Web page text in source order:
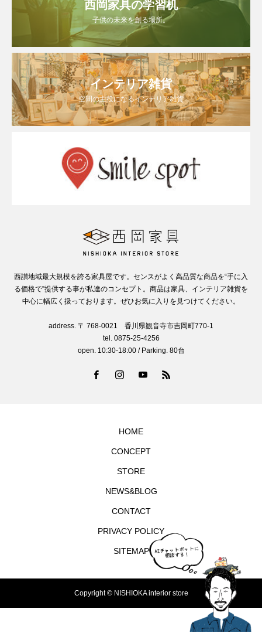
西岡家具の学習机
子供の未来を創る場所。
インテリア雑貨
空間の主役になるインテリア雑貨
西讃地域最大規模を誇る家具屋です。センスがよく高品質な商品を“手に入
る価格で”提供する事が私達のコンセプト。商品は家具、インテリア雑貨を
中心に幅広く扱っております。ぜひお気に入りを見つけてください。
address. 〒 768-0021 香川県観音寺市吉岡町770-1
tel. 0875-25-4256
open. 10:30-18:00 / Parking. 80台
HOME
CONCEPT
STORE
NEWS&BLOG
CONTACT
PRIVACY POLICY
SITEMAP
Copyright © NISHIOKA interior store
MAP